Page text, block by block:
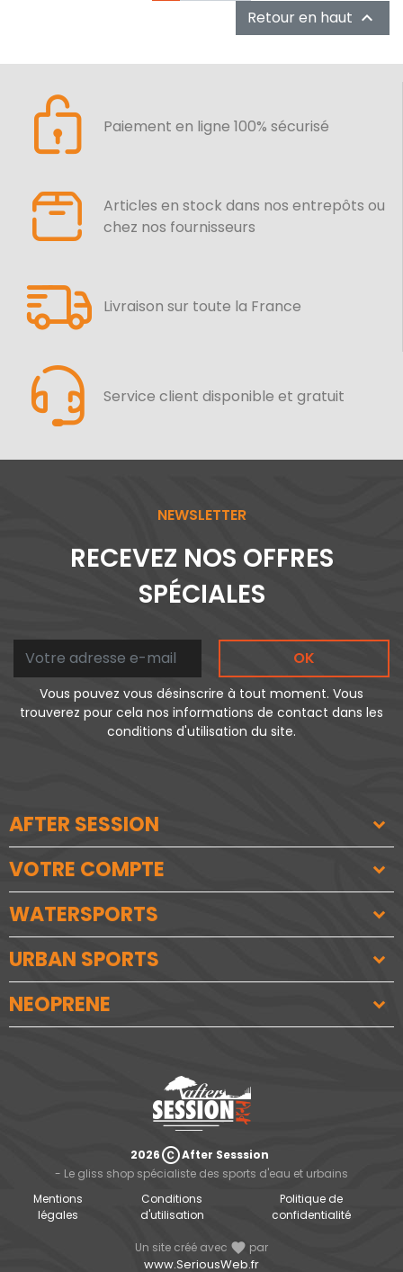
Retour en haut 
Paiement en ligne 100% sécurisé
Articles en stock dans nos entrepôts ou
chez nos fournisseurs
Livraison sur toute la France
Service client disponible et gratuit
NEWSLETTER
RECEVEZ NOS OFFRES
SPÉCIALES
OK
Vous pouvez vous désinscrire à tout moment. Vous
trouverez pour cela nos informations de contact dans les
conditions d'utilisation du site.
AFTER SESSION
VOTRE COMPTE
WATERSPORTS
URBAN SPORTS
NEOPRENE
2026copyrightAfter Sesssion
- Le gliss shop spécialiste des sports d'eau et urbains
Mentions
légales
Conditions
d'utilisation
Politique de
confidentialité
Un site créé avec favorite par
www.SeriousWeb.fr